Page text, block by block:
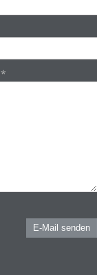
*
E-Mail senden